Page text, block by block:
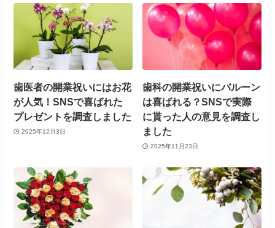
歯医者の開業祝いにはお花
が人気！SNSで喜ばれた
プレゼントを調査しました
2025年12月3日
歯科の開業祝いにバルーン
は喜ばれる？SNSで実際
に貰った人の意見を調査し
ました
2025年11月23日